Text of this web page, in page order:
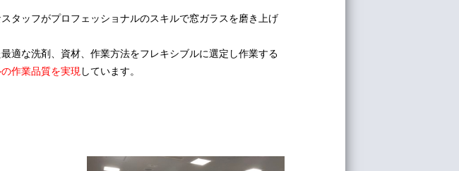
タッフがプロフェッショナルのスキルで窓ガラスを磨き上げ
適な洗剤、資材、作業方法をフレキシブルに選定し作業する
作業品質を実現しています。